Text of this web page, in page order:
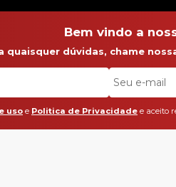
Bem vindo a
quaisquer dúvidas, chame
uso e Politica de Privacidade e aceito